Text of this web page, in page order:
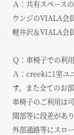
Ａ：共有スペース
ウンジのVIALA会
軽井沢＆VIALA会
Ｑ：車椅子での利
Ａ：creekに1室ユ
す。また全てのお
車椅子のご利用は
関部等に段差があり
外部通路等にスロ